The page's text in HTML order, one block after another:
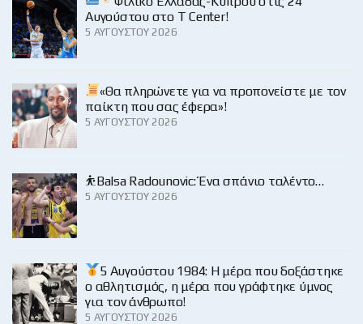
Αυγούστου στο Τ Center!
5 ΑΥΓΟΎΣΤΟΥ 2026
«Θα πληρώνετε για να προπονείστε με τον
παίκτη που σας έφερα»!
5 ΑΥΓΟΎΣΤΟΥ 2026
⛹️Balsa Radounovic: Ένα σπάνιο ταλέντο…
5 ΑΥΓΟΎΣΤΟΥ 2026
5 Αυγούστου 1984: Η μέρα που δοξάστηκε
ο αθλητισμός, η μέρα που γράφτηκε ύμνος
για τον άνθρωπο!
5 ΑΥΓΟΎΣΤΟΥ 2026